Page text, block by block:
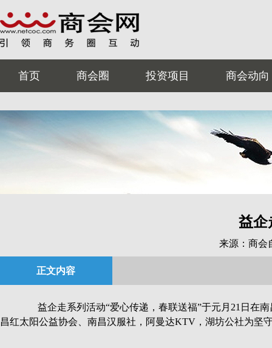
首页 商会圈 投资项目 商会动向
益企
来源：商会
正文内容
益企走系列活动“爱心传递，春联送福”于元月21日在南
昌红太阳公益协会、南昌汉服社，阿曼达KTV，湖坊公社为坚